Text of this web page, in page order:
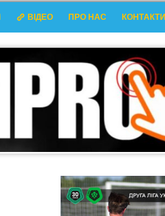
ВІДЕО ПРО НАС КОНТАКТИ